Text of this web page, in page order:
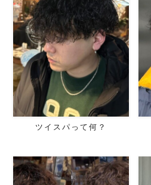
ツイスパって何？